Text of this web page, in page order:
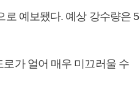
로 예보됐다. 예상 강수량은 5
가 얼어 매우 미끄러울 수